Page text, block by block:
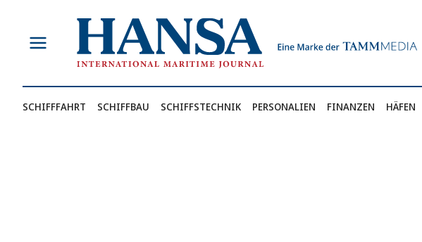
springen
SCHIFFFAHRT SCHIFFBAU SCHIFFSTECHNIK PERSONALIEN FINANZEN HÄFEN